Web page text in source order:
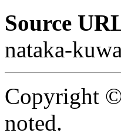
Source
nataka-
Copyright
noted.